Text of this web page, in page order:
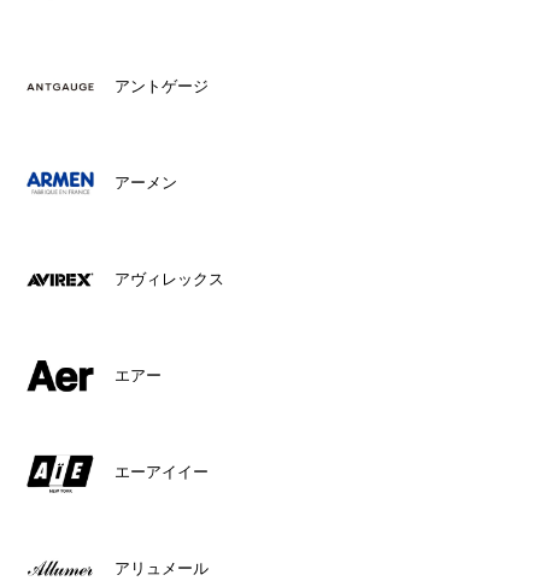
アントゲージ
アーメン
アヴィレックス
エアー
エーアイイー
アリュメール